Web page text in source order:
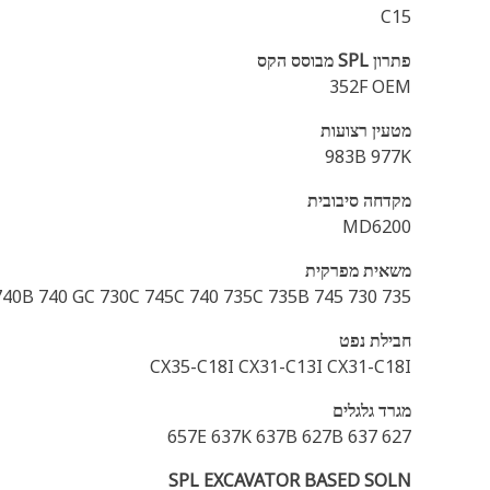
C15
פתרון SPL מבוסס הקס
352F OEM
מטעין רצועות
983B 977K
מקדחה סיבובית
MD6200
משאית מפרקית
740 GC 730C 745C 740 735C 735B 745 730 735
חבילת נפט
CX35-C18I CX31-C13I CX31-C18I
מגרד גלגלים
627 657E 637K 637B 627B 637
SPL EXCAVATOR BASED SOLN